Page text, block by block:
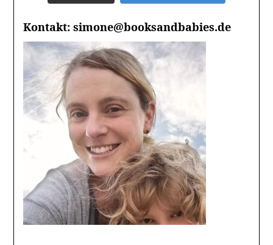
Kontakt: simone@booksandbabies.de